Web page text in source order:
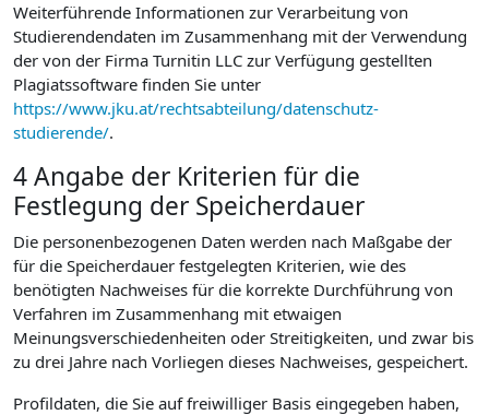
Weiterführende Informationen zur Verarbeitung von
Studierendendaten im Zusammenhang mit der Verwendung
der von der Firma Turnitin LLC zur Verfügung gestellten
Plagiatssoftware finden Sie unter
https://www.jku.at/rechtsabteilung/datenschutz-
studierende/.
4 Angabe der Kriterien für die
Festlegung der Speicherdauer
Die personenbezogenen Daten werden nach Maßgabe der
für die Speicherdauer festgelegten Kriterien, wie des
benötigten Nachweises für die korrekte Durchführung von
Verfahren im Zusammenhang mit etwaigen
Meinungsverschiedenheiten oder Streitigkeiten, und zwar bis
zu drei Jahre nach Vorliegen dieses Nachweises, gespeichert.
Profildaten, die Sie auf freiwilliger Basis eingegeben haben,